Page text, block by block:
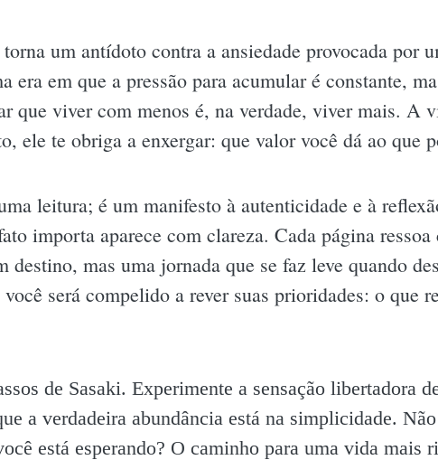
um antídoto contra a ansiedade provocada por
era em que a pressão para acumular é constante,
que viver com menos é, na verdade, viver mais. A
ele te obriga a enxergar: que valor você dá ao que
leitura; é um manifesto à autenticidade e à
importa aparece com clareza. Cada página ressoa
mas uma jornada que se faz leve quando
será compelido a rever suas prioridades: o que
de Sasaki. Experimente a sensação libertadora
a verdadeira abundância está na simplicidade.
está esperando? O caminho para uma vida mais